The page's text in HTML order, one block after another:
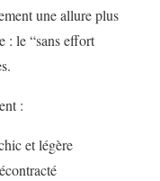
une allure plus
: le “sans effort
:
et légère